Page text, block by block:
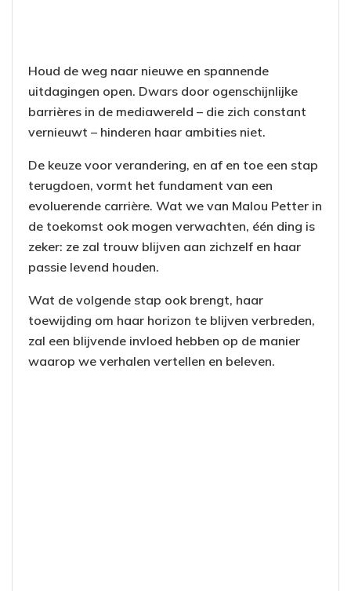
Houd de weg naar nieuwe en spannende
uitdagingen open. Dwars door ogenschijnlijke
barrières in de mediawereld – die zich constant
vernieuwt – hinderen haar ambities niet.
De keuze voor verandering, en af en toe een stap
terugdoen, vormt het fundament van een
evoluerende carrière. Wat we van Malou Petter in
de toekomst ook mogen verwachten, één ding is
zeker: ze zal trouw blijven aan zichzelf en haar
passie levend houden.
Wat de volgende stap ook brengt, haar
toewijding om haar horizon te blijven verbreden,
zal een blijvende invloed hebben op de manier
waarop we verhalen vertellen en beleven.